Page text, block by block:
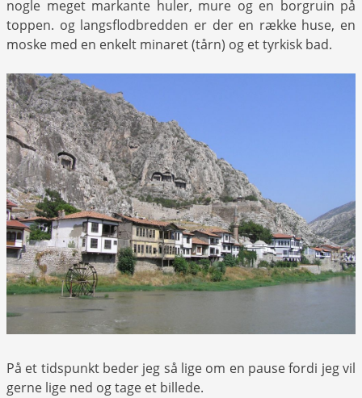
nogle meget markante huler, mure og en borgruin på
toppen. og langsflodbredden er der en række huse, en
moske med en enkelt minaret (tårn) og et tyrkisk bad.
På et tidspunkt beder jeg så lige om en pause fordi jeg vil
gerne lige ned og tage et billede.